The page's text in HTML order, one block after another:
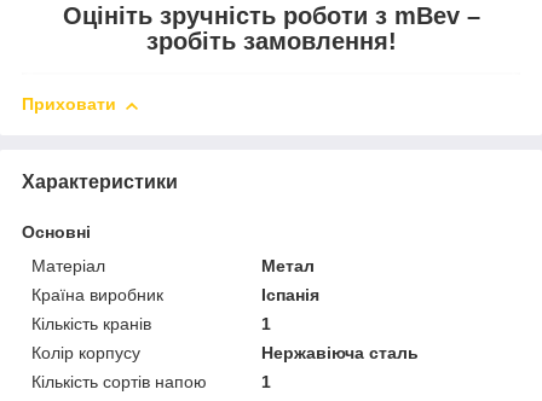
Оцініть зручність роботи з mBev –
зробіть замовлення!
Приховати
Характеристики
Основні
Матеріал
Метал
Країна виробник
Іспанія
Кількість кранів
1
Колір корпусу
Нержавіюча сталь
Кількість сортів напою
1